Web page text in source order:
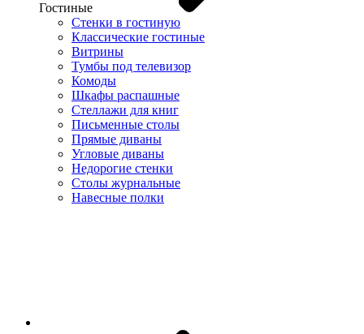
Гостиные
Стенки в гостиную
Классические гостиные
Витрины
Тумбы под телевизор
Комоды
Шкафы распашные
Стеллажи для книг
Письменные столы
Прямые диваны
Угловые диваны
Недорогие стенки
Столы журнальные
Навесные полки